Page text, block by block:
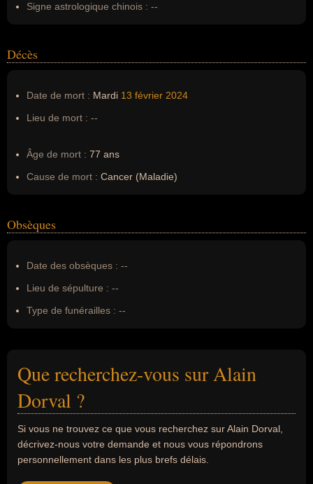
Signe astrologique chinois : --
Décès
Date de mort : Mardi 13 février 2024
Lieu de mort : --
Âge de mort : 77 ans
Cause de mort : Cancer (Maladie)
Obsèques
Date des obsèques : --
Lieu de sépulture : --
Type de funérailles : --
Que recherchez-vous sur Alain
Dorval ?
Si vous ne trouvez ce que vous recherchez sur Alain Dorval,
décrivez-nous votre demande et nous vous répondrons
personnellement dans les plus brefs délais.